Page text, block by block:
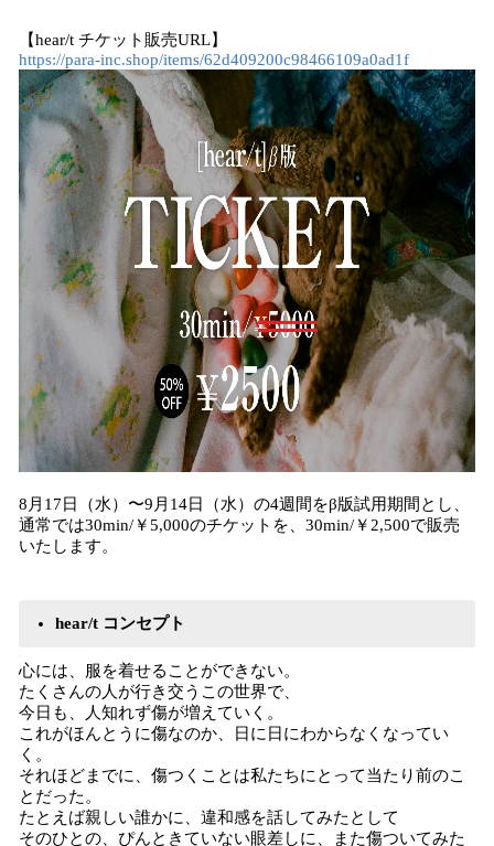
【hear/t チケット販売URL】
https://para-inc.shop/items/62d409200c98466109a0ad1f
8月17日（水）〜9月14日（水）の4週間をβ版試用期間とし、
通常では30min/￥5,000のチケットを、30min/￥2,500で販売
いたします。
hear/t コンセプト
心には、服を着せることができない。
たくさんの人が行き交うこの世界で、
今日も、人知れず傷が増えていく。
これがほんとうに傷なのか、日に日にわからなくなってい
く。
それほどまでに、傷つくことは私たちにとって当たり前のこ
とだった。
たとえば親しい誰かに、違和感を話してみたとして
そのひとの、ぴんときていない眼差しに、また傷ついてみた